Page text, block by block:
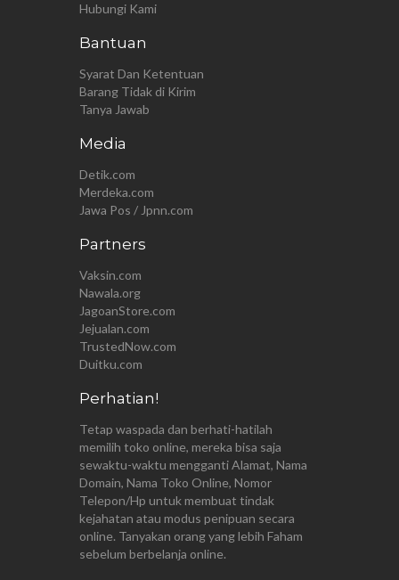
Hubungi Kami
Bantuan
Syarat Dan Ketentuan
Barang Tidak di Kirim
Tanya Jawab
Media
Detik.com
Merdeka.com
Jawa Pos / Jpnn.com
Partners
Vaksin.com
Nawala.org
JagoanStore.com
Jejualan.com
TrustedNow.com
Duitku.com
Perhatian!
Tetap waspada dan berhati-hatilah
memilih toko online, mereka bisa saja
sewaktu-waktu mengganti Alamat, Nama
Domain, Nama Toko Online, Nomor
Telepon/Hp untuk membuat tindak
kejahatan atau modus penipuan secara
online. Tanyakan orang yang lebih Faham
sebelum berbelanja online.